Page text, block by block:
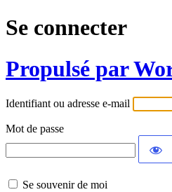
Se connecter
Propulsé par
Identifiant ou adresse e-mail
Mot de passe
Se souvenir de moi